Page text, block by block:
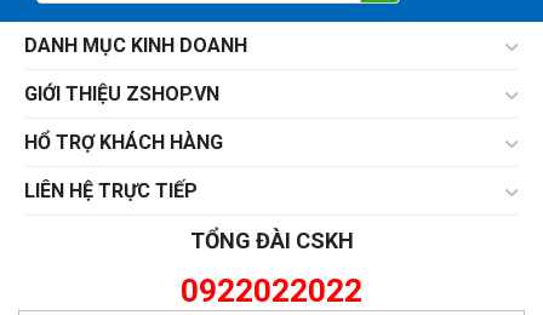
DANH MỤC KINH DOANH
GIỚI THIỆU ZSHOP.VN
HỔ TRỢ KHÁCH HÀNG
LIÊN HỆ TRỰC TIẾP
TỔNG ĐÀI CSKH
0922022022